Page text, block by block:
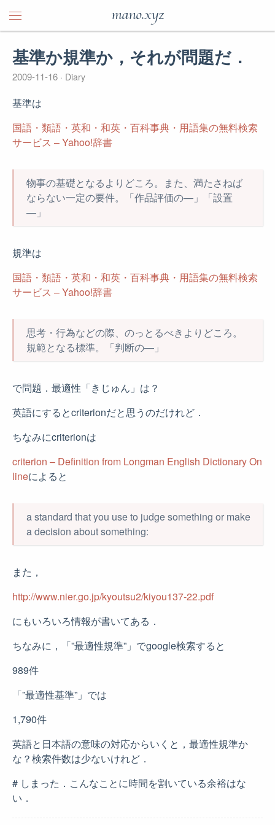
mano.xyz
基準か規準か，それが問題だ．
2009-11-16 Diary
基準は
国語・類語・英和・和英・百科事典・用語集の無料検索
サービス – Yahoo!辞書
物事の基礎となるよりどころ。また、満たさねば
ならない一定の要件。「作品評価の—」「設置
—」
規準は
国語・類語・英和・和英・百科事典・用語集の無料検索
サービス – Yahoo!辞書
思考・行為などの際、のっとるべきよりどころ。
規範となる標準。「判断の—」
で問題．最適性「きじゅん」は？
英語にするとcriterionだと思うのだけれど．
ちなみにcriterionは
criterion – Definition from Longman English Dictionary On
lineによると
a standard that you use to judge something or make
a decision about something:
また，
http://www.nier.go.jp/kyoutsu2/kiyou137-22.pdf
にもいろいろ情報が書いてある．
ちなみに，「”最適性規準”」でgoogle検索すると
989件
「”最適性基準”」では
1,790件
英語と日本語の意味の対応からいくと，最適性規準か
な？検索件数は少ないけれど．
# しまった．こんなことに時間を割いている余裕はな
い．